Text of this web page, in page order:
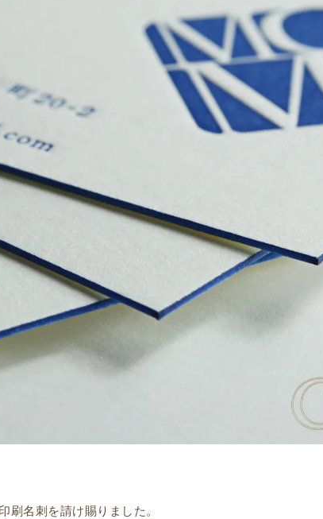
刷名刺を請け賜りました。